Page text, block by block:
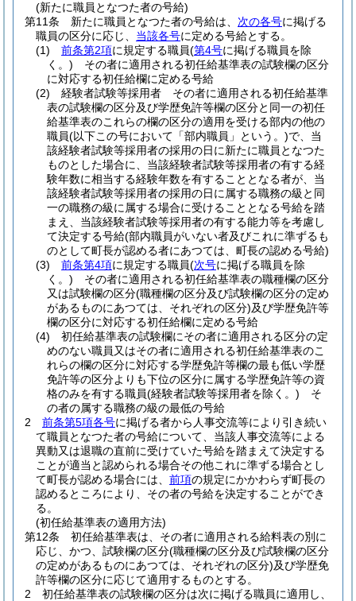
(新たに職員となつた者の号給)
第11条
新たに職員となつた者の号給は、 次の各号に掲げる
職員の区分に応じ、 当該各号に定める号給とする。
(1)
前条第2項に規定する職員(第4号に掲げる職員を除
く。) その者に適用される初任給基準表の試験欄の区分
に対応する初任給欄に定める号給
(2)
経験者試験等採用者 その者に適用される初任給基準
表の試験欄の区分及び学歴免許等欄の区分と同一の初任
給基準表のこれらの欄の区分の適用を受ける部内の他の
職員(以下この号において「部内職員」という。)で、当
該経験者試験等採用者の採用の日に新たに職員となつた
ものとした場合に、当該経験者試験等採用者の有する経
験年数に相当する経験年数を有することとなる者が、当
該経験者試験等採用者の採用の日に属する職務の級と同
一の職務の級に属する場合に受けることとなる号給を踏
まえ、当該経験者試験等採用者の有する能力等を考慮し
て決定する号給(部内職員がいない者及びこれに準ずるも
のとして町長が認める者にあつては、町長の認める号給)
(3)
前条第4項に規定する職員(次号に掲げる職員を除
く。) その者に適用される初任給基準表の職種欄の区分
又は試験欄の区分(職種欄の区分及び試験欄の区分の定め
があるものにあつては、それぞれの区分)及び学歴免許等
欄の区分に対応する初任給欄に定める号給
(4)
初任給基準表の試験欄にその者に適用される区分の定
めのない職員又はその者に適用される初任給基準表のこ
れらの欄の区分に対応する学歴免許等欄の最も低い学歴
免許等の区分よりも下位の区分に属する学歴免許等の資
格のみを有する職員(経験者試験等採用者を除く。) そ
の者の属する職務の級の最低の号給
2
前条第5項各号に掲げる者から人事交流等により引き続い
て職員となつた者の号給について、当該人事交流等による
異動又は退職の直前に受けていた号給を踏まえて決定する
ことが適当と認められる場合その他これに準ずる場合とし
て町長が認める場合には、 前項の規定にかかわらず町長の
認めるところにより、その者の号給を決定することができ
る。
(初任給基準表の適用方法)
第12条
初任給基準表は、その者に適用される給料表の別に
応じ、かつ、試験欄の区分(職種欄の区分及び試験欄の区分
の定めがあるものにあつては、それぞれの区分)及び学歴免
許等欄の区分に応じて適用するものとする。
2
初任給基準表の試験欄の区分は次に掲げる職員に適用し、